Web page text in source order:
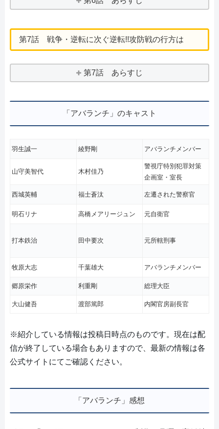
第7話 戦争・逆転に次ぐ逆転!!攻防戦の行方は
第7話 あらすじ
「アバランチ」のキャスト
羽生誠一 綾野剛 アバランチメンバー
山守美智代 木村佳乃
警視庁特別犯罪対策
企画室・室長
西城英輔 福士蒼汰 左遷された警察官
明石リナ 高橋メアリージュン 元自衛官
打本鉄治 田中要次 元所轄刑事
牧原大志 千葉雄大 アバランチメンバー
郷原栄作 利重剛 総理大臣
大山健吾 渡部篤郎 内閣官房副長官
※紹介している情報は投稿日時点のものです。現在は配
信が終了している場合もありますので、最新の情報は各
公式サイトにてご確認ください。
「アバランチ」感想